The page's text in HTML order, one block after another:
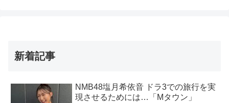
新着記事
NMB48塩月希依音 ドラ3での旅行を実
現させるためには…「Mタウン」